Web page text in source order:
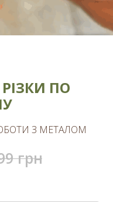
ПО
З МЕТАЛОМ
грн